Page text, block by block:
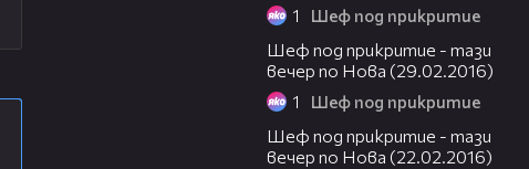
1 Шеф под прикритие
Шеф под прикритие - тази
вечер по Нова (29.02.2016)
1 Шеф под прикритие
Шеф под прикритие - тази
вечер по Нова (22.02.2016)